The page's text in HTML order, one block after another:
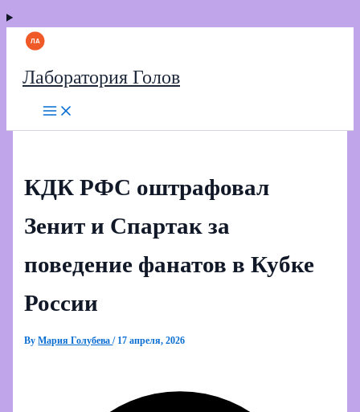
Лаборатория Голов
КДК РФС оштрафовал
Зенит и Спартак за
поведение фанатов в Кубке
России
ByМария Голубева/ 17 апреля, 2026